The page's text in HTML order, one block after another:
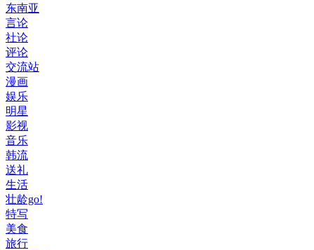
东南亚
言论
社论
评论
交流站
漫画
娱乐
明星
影视
音乐
韩流
送礼
生活
壮龄go!
特写
美食
旅行